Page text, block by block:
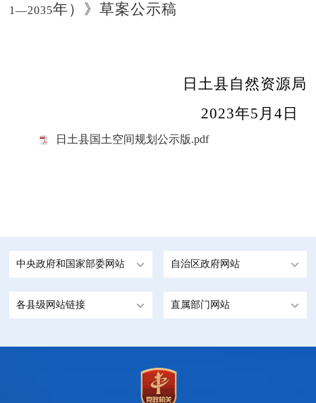
1—2035年）》草案公示稿
日土县自然资源局
2023年5月4日
日土县国土空间规划公示版.pdf
中央政府和国家部委网站 自治区政府网站
各县级网站链接 直属部门网站